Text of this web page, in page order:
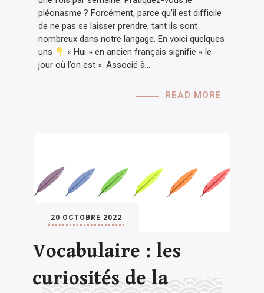
pléonasme ? Forcément, parce qu’il est difficile
de ne pas se laisser prendre, tant ils sont
nombreux dans notre langage. En voici quelques
uns
« Hui » en ancien français signifie « le
jour où l’on est ». Associé à…
READ MORE
20 OCTOBRE 2022
Vocabulaire : les
curiosités de la